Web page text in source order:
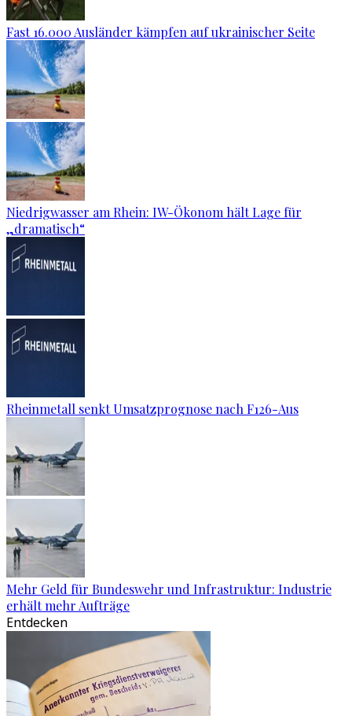
Fast 16.000 Ausländer kämpfen auf ukrainischer Seite
Niedrigwasser am Rhein: IW-Ökonom hält Lage für
„dramatisch“
Rheinmetall senkt Umsatzprognose nach F126-Aus
Mehr Geld für Bundeswehr und Infrastruktur: Industrie
erhält mehr Aufträge
Entdecken